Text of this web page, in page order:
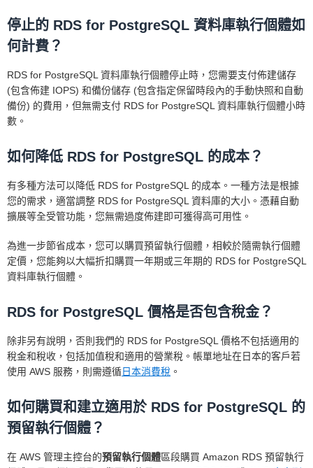
停止的 RDS for PostgreSQL 資料庫執行個體如
何計費？
RDS for PostgreSQL 資料庫執行個體停止時，您需要支付佈建儲存
(包含佈建 IOPS) 和備份儲存 (包含指定保留時段內的手動快照和自動
備份) 的費用，但無需支付 RDS for PostgreSQL 資料庫執行個體小時
數。
如何降低 RDS for PostgreSQL 的成本？
有多種方法可以降低 RDS for PostgreSQL 的成本。一種方法是根據
您的需求，適當調整 RDS for PostgreSQL 資料庫的大小。憑藉自動
擴展等全受管功能，您無需過度佈建即可獲得高可用性。
為進一步節省成本，您可以購買預留執行個體，相較於隨需執行個體
定價，您能夠以大幅折扣購買一年期或三年期的 RDS for PostgreSQL
資料庫執行個體。
RDS for PostgreSQL 價格是否包含稅金？
除非另有說明，否則我們的 RDS for PostgreSQL 價格不包括適用的
稅金和稅收，包括加值稅和適用的營業稅。帳單地址在日本的客戶若
使用 AWS 服務，則需遵循日本消費稅 。
如何購買和建立適用於 RDS for PostgreSQL 的
預留執行個體？
在 AWS 管理主控台的預留執行個體區段購買 Amazon RDS 預留執行